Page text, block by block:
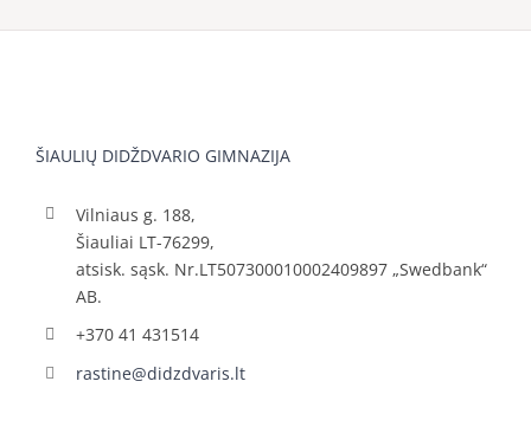
ŠIAULIŲ DIDŽDVARIO GIMNAZIJA
Vilniaus g. 188,
Šiauliai LT-76299,
atsisk. sąsk. Nr.LT507300010002409897 „Swedbank“
AB.
+370 41 431514
rastine@didzdvaris.lt